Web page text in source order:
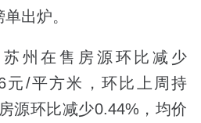
出炉。
在售房源环比减少
元/平方米，环比上周持
源环比减少0.44%，均价